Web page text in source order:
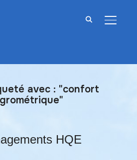
avec : "confort
HQE